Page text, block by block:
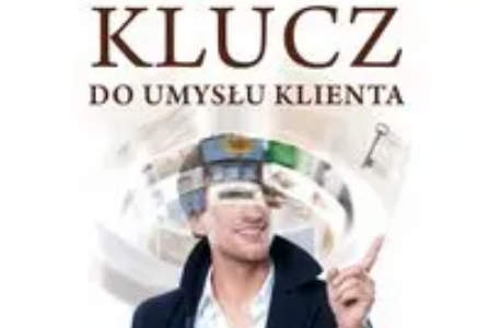
Oferty Zakupowe
Analiza ofert Tendencje zakupowe
Porady
Porady Zakupowe
Oferty Zakupowe